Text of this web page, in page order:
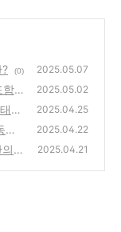
(0) 2025.05.07
함
2025.05.02
?
2025.04.25
기
2025.04.22
2025.04.21